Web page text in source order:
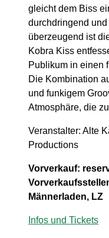
gleicht dem Biss
durchdringend
überzeugend ist
Kobra Kiss
Publikum in einen
Die Kombination
und funkigem
Atmosphäre, die
Veranstalter: Alte
Productions
Vorverkauf:
Männerladen, LZ
Infos und Tickets